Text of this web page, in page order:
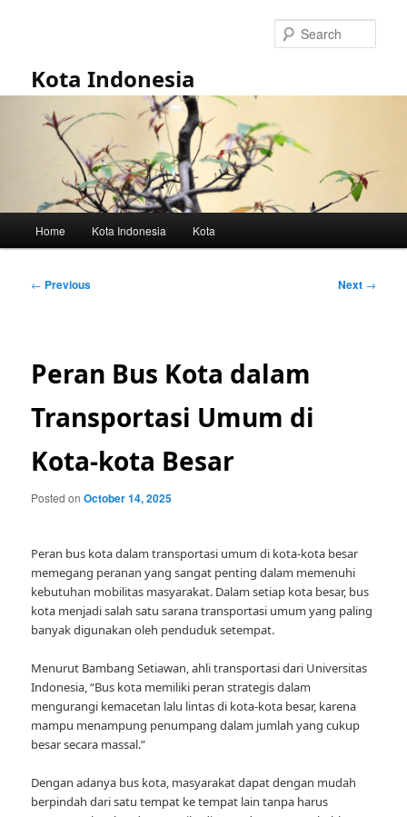
Kota Indonesia
Home Kota Indonesia Kota
Post
← Previous Next →
Peran Bus Kota dalam
Transportasi Umum di
Kota-kota Besar
Posted onOctober 14, 2025
Peran bus kota dalam transportasi umum di kota-kota besar
memegang peranan yang sangat penting dalam memenuhi
kebutuhan mobilitas masyarakat. Dalam setiap kota besar, bus
kota menjadi salah satu sarana transportasi umum yang paling
banyak digunakan oleh penduduk setempat.
Menurut Bambang Setiawan, ahli transportasi dari Universitas
Indonesia, “Bus kota memiliki peran strategis dalam
mengurangi kemacetan lalu lintas di kota-kota besar, karena
mampu menampung penumpang dalam jumlah yang cukup
besar secara massal.”
Dengan adanya bus kota, masyarakat dapat dengan mudah
berpindah dari satu tempat ke tempat lain tanpa harus